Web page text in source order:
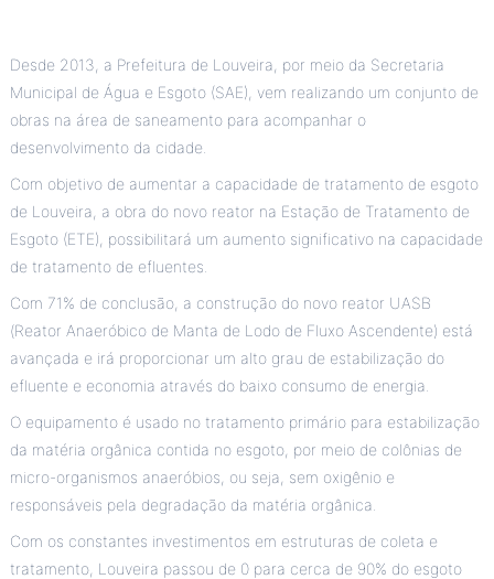
Desde 2013, a Prefeitura de Louveira, por meio da Secretaria
Municipal de Água e Esgoto (SAE), vem realizando um conjunto de
obras na área de saneamento para acompanhar o
desenvolvimento da cidade.
Com objetivo de aumentar a capacidade de tratamento de esgoto
de Louveira, a obra do novo reator na Estação de Tratamento de
Esgoto (ETE), possibilitará um aumento significativo na capacidade
de tratamento de efluentes.
Com 71% de conclusão, a construção do novo reator UASB
(Reator Anaeróbico de Manta de Lodo de Fluxo Ascendente) está
avançada e irá proporcionar um alto grau de estabilização do
efluente e economia através do baixo consumo de energia.
O equipamento é usado no tratamento primário para estabilização
da matéria orgânica contida no esgoto, por meio de colônias de
micro-organismos anaeróbios, ou seja, sem oxigênio e
responsáveis pela degradação da matéria orgânica.
Com os constantes investimentos em estruturas de coleta e
tratamento, Louveira passou de 0 para cerca de 90% do esgoto